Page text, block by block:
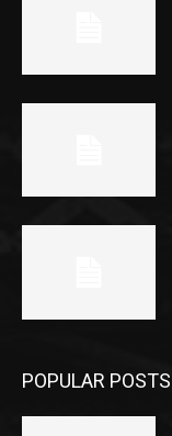
POPULAR POSTS